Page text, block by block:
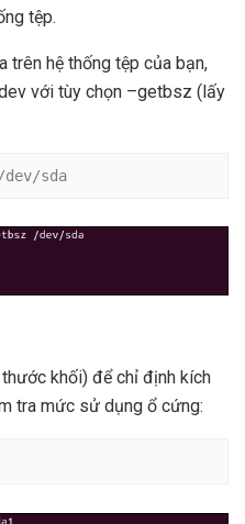
tệp.
hệ thống tệp của bạn,
với tùy chọn –getbsz (lấy
sda
khối) để chỉ định kích
tra mức sử dụng ổ cứng: